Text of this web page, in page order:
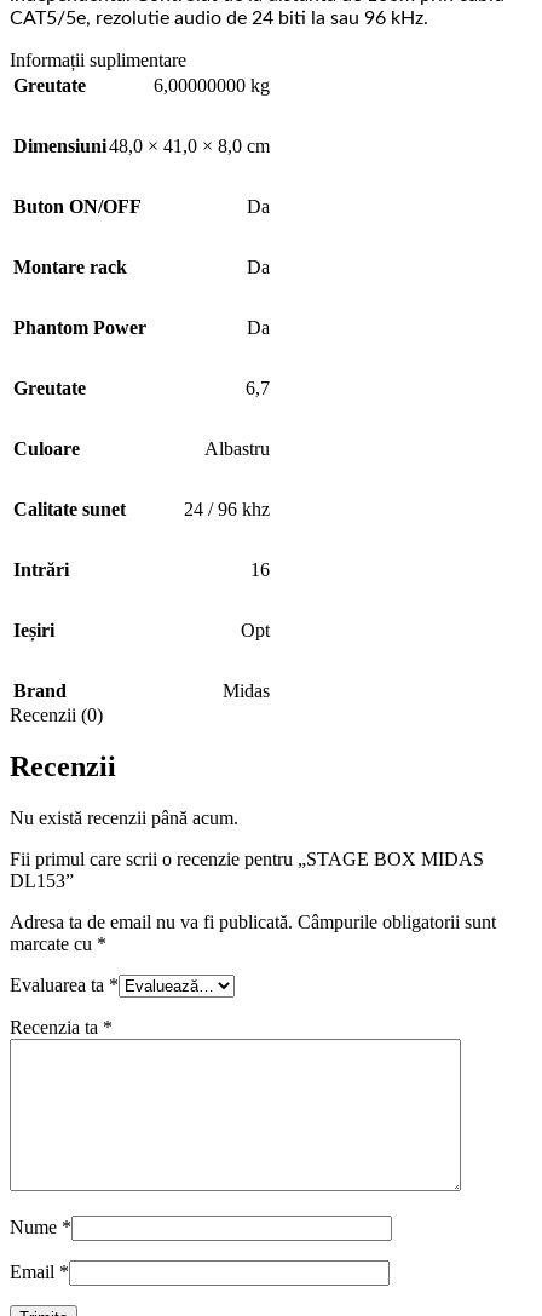
CAT5/5e, rezolutie audio de 24 biti la sau 96 kHz.
Informații suplimentare
Greutate
6,00000000 kg
Dimensiuni48,0 × 41,0 × 8,0 cm
Buton ON/OFF Da
Montare rack Da
Phantom Power Da
Greutate 6,7
Culoare Albastru
Calitate sunet 24 / 96 khz
Intrări 16
Ieșiri Opt
Brand
Midas
Recenzii (0)
Recenzii
Nu există recenzii până acum.
Fii primul care scrii o recenzie pentru „STAGE BOX MIDAS
DL153”
Adresa ta de email nu va fi publicată. Câmpurile obligatorii sunt
marcate cu *
Evaluarea ta *
Recenzia ta *
Nume *
Email *